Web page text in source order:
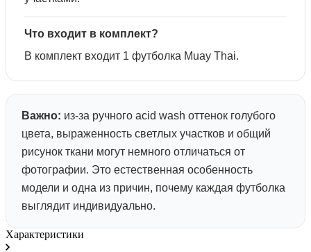
Что входит в комплект?
В комплект входит 1 футболка Muay Thai.
Важно: из-за ручного acid wash оттенок голубого
цвета, выраженность светлых участков и общий
рисунок ткани могут немного отличаться от
фотографии. Это естественная особенность
модели и одна из причин, почему каждая футболка
выглядит индивидуально.
Характеристики